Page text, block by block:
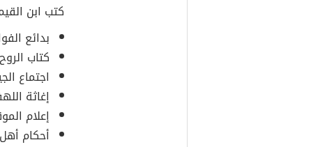
كتب ابن القيم 98 مؤلفاً،
بدائع
كتاب
اجتماع
إغاثة
إعلام
أحكام